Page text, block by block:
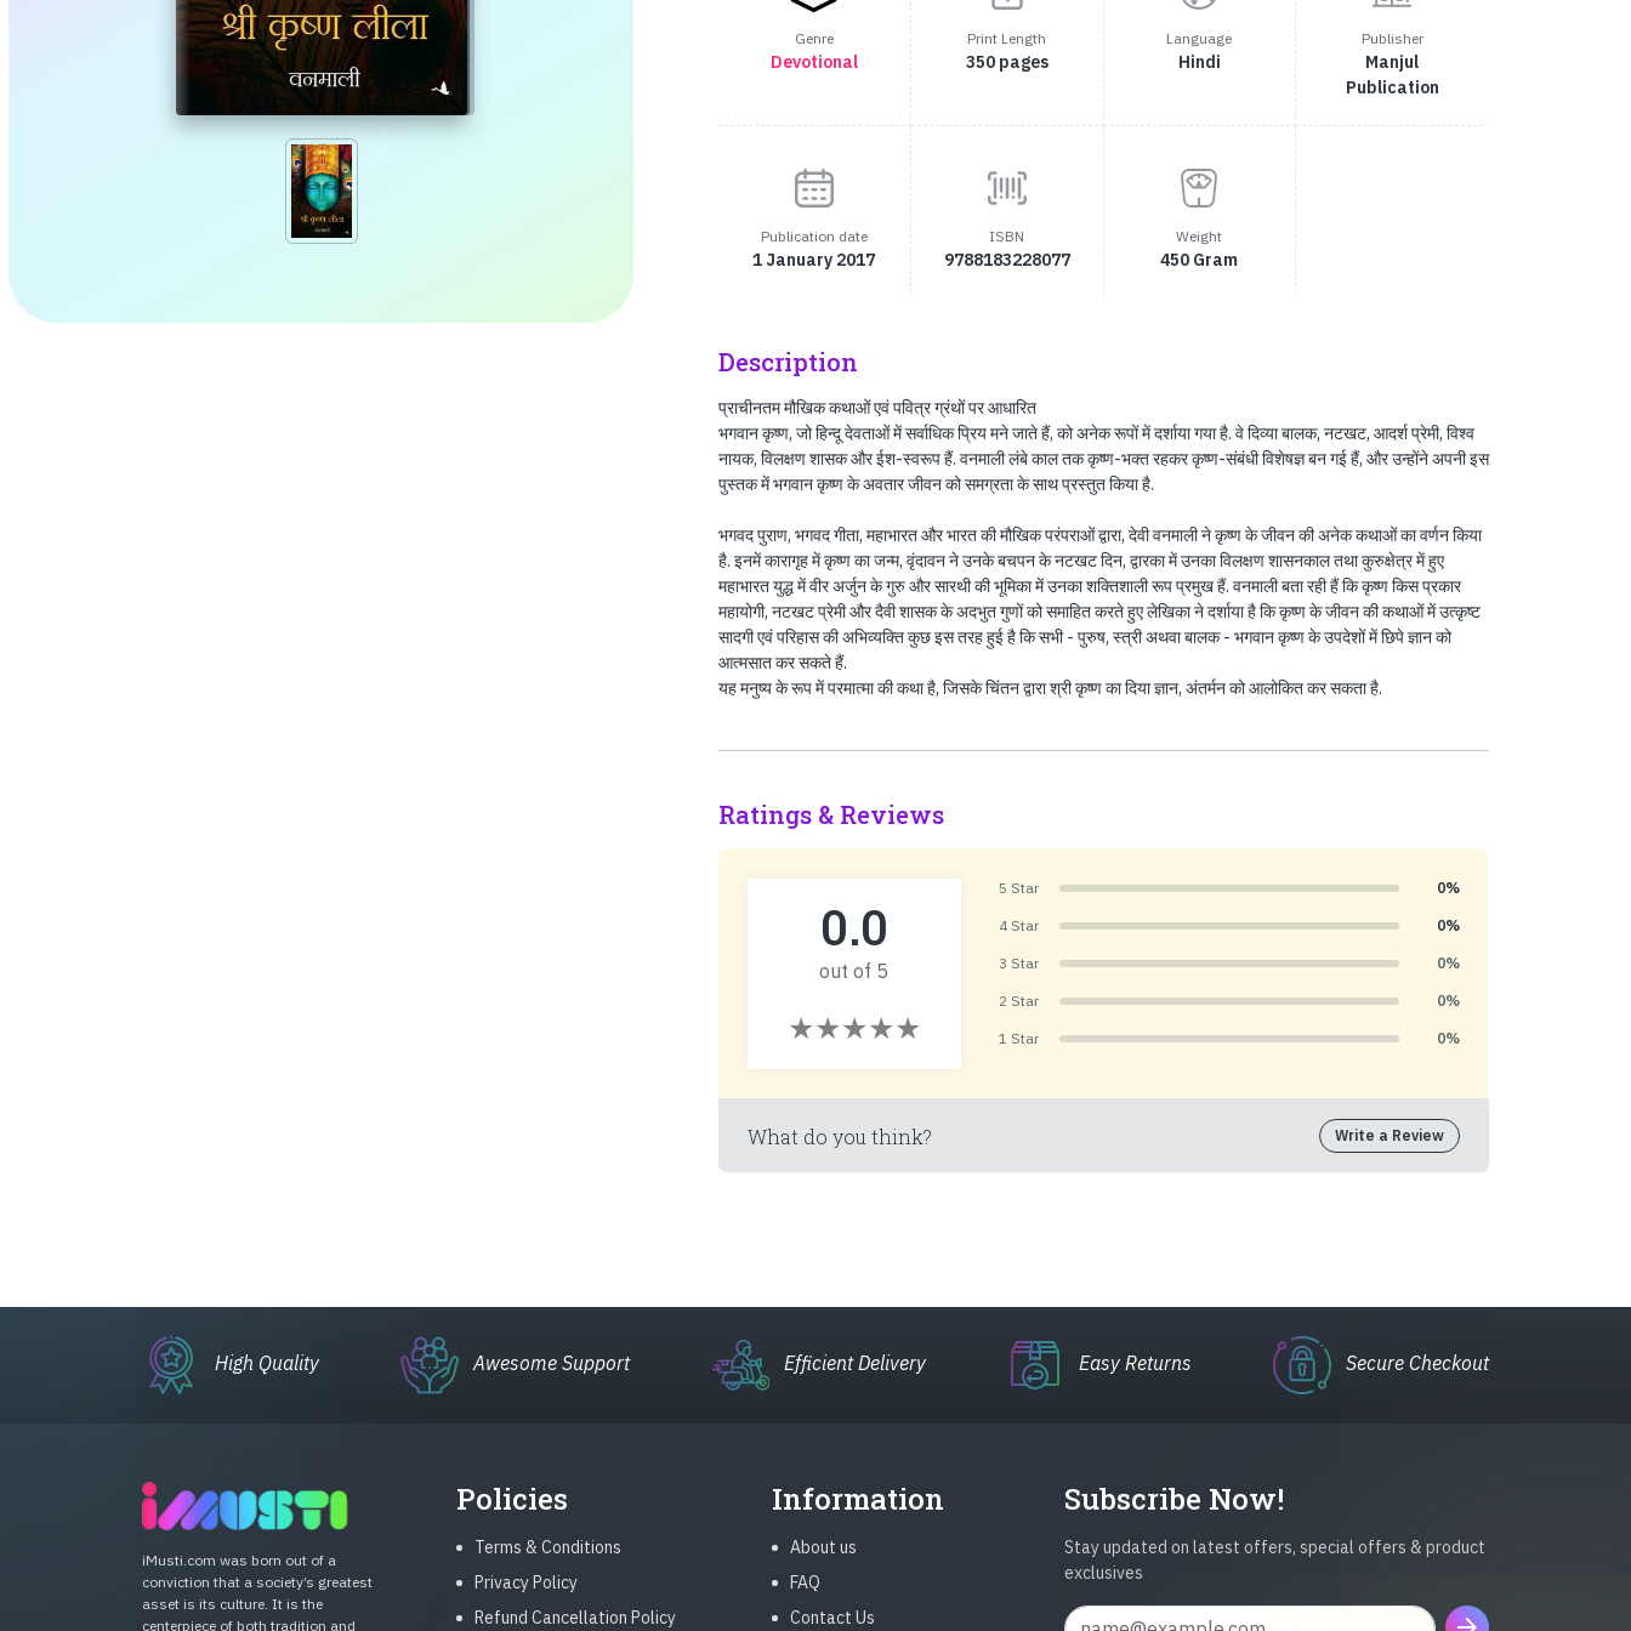
Genre
Devotional
Print Length
350 pages
Language
Hindi
Publisher
Manjul
Publication
Publication date
1 January 2017
ISBN
9788183228077
Weight
450 Gram
Description
प्राचीनतम मौखिक कथाओं एवं पवित्र ग्रंथों पर आधारित
भगवान कृष्ण, जो हिन्दू देवताओं में सर्वाधिक प्रिय मने जाते हैं, को अनेक रूपों में दर्शाया गया है. वे दिव्या बालक, नटखट, आदर्श प्रेमी, विश्व
नायक, विलक्षण शासक और ईश-स्वरूप हैं. वनमाली लंबे काल तक कृष्ण-भक्त रहकर कृष्ण-संबंधी विशेषज्ञ बन गई हैं, और उन्होंने अपनी इस
पुस्तक में भगवान कृष्ण के अवतार जीवन को समग्रता के साथ प्रस्तुत किया है.
भगवद पुराण, भगवद गीता, महाभारत और भारत की मौखिक परंपराओं द्वारा, देवी वनमाली ने कृष्ण के जीवन की अनेक कथाओं का वर्णन किया
है. इनमें कारागृह में कृष्ण का जन्म, वृंदावन ने उनके बचपन के नटखट दिन, द्वारका में उनका विलक्षण शासनकाल तथा कुरुक्षेत्र में हुए
महाभारत युद्ध में वीर अर्जुन के गुरु और सारथी की भूमिका में उनका शक्तिशाली रूप प्रमुख हैं. वनमाली बता रही हैं कि कृष्ण किस प्रकार
महायोगी, नटखट प्रेमी और दैवी शासक के अदभुत गुणों को समाहित करते हुए लेखिका ने दर्शाया है कि कृष्ण के जीवन की कथाओं में उत्कृष्ट
सादगी एवं परिहास की अभिव्यक्ति कुछ इस तरह हुई है कि सभी - पुरुष, स्त्री अथवा बालक - भगवान कृष्ण के उपदेशों में छिपे ज्ञान को
आत्मसात कर सकते हैं.
यह मनुष्य के रूप में परमात्मा की कथा है, जिसके चिंतन द्वारा श्री कृष्ण का दिया ज्ञान, अंतर्मन को आलोकित कर सकता है.
Ratings & Reviews
0.0
out of 5
5 Star 0%
4 Star 0%
3 Star 0%
2 Star 0%
1 Star 0%
What do you think? Write a Review
High Quality Awesome Support Efficient Delivery Easy Returns Secure Checkout
iMusti.com was born out of a
conviction that a society’s greatest
asset is its culture. It is the
centerpiece of both tradition and
Policies
Terms & Conditions
Privacy Policy
Refund Cancellation Policy
Information
About us
FAQ
Contact Us
Subscribe Now!
Stay updated on latest offers, special offers & product
exclusives